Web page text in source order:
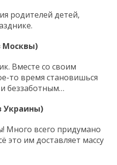
родителей детей,
Москвы)
Вместе со своим
то время становишься
беззаботным…
Украины)
Много всего придумано
это им доставляет массу